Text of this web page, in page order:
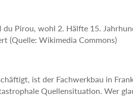
du Pirou, wohl 2. Hälfte 15.
(Quelle: Wikimedia Commons)
ist der Fachwerkbau in
Quellensituation. Wer